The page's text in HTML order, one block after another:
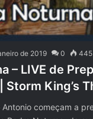
de 2019 0 445
– LIVE de
Storm King’s
Antonio começam a